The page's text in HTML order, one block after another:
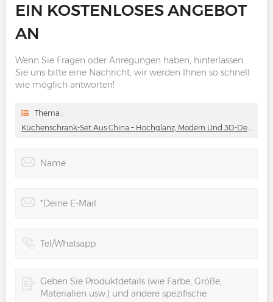
EIN KOSTENLOSES ANGEBOT
AN
Wenn Sie Fragen oder Anregungen haben, hinterlassen
Sie uns bitte eine Nachricht, wir werden Ihnen so schnell
wie möglich antworten!
Thema :
Küchenschrank-Set Aus China – Hochglanz, Modern Und 3D-Design Direkt Vom Hersteller Zu Fabrikpreisen